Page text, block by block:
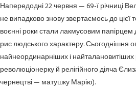
Напередодні 22 червня — 69-ї річниці
не випадково знову звертаємось до
воєнні роки стали лакмусовим
рис людського характеру. Сьогоднішня
найнеординарніших і найталановитіших
революціонерку й релігійного діяча
чернецтві — матушку Марію).